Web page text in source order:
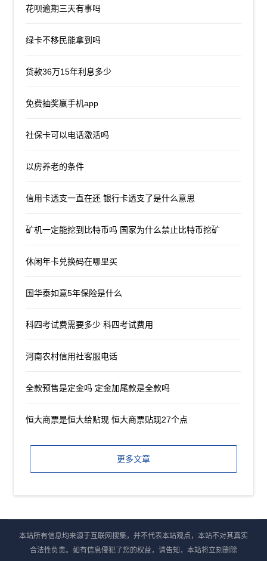
花呗逾期三天有事吗
绿卡不移民能拿到吗
贷款36万15年利息多少
免费抽奖赢手机app
社保卡可以电话激活吗
以房养老的条件
信用卡透支一直在还 银行卡透支了是什么意思
矿机一定能挖到比特币吗 国家为什么禁止比特币挖矿
休闲年卡兑换码在哪里买
国华泰如意5年保险是什么
科四考试费需要多少 科四考试费用
河南农村信用社客服电话
全款预售是定金吗 定金加尾款是全款吗
恒大商票是恒大给贴现 恒大商票贴现27个点
更多文章
本站所有信息均来源于互联网搜集，并不代表本站观点，本站不对其真实
合法性负责。如有信息侵犯了您的权益，请告知，本站将立刻删除